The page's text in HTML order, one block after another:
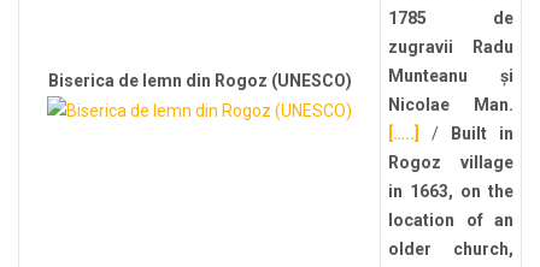
Biserica de lemn din Rogoz (UNESCO)
1785 de
zugravii Radu
Munteanu și
Nicolae Man.
[…..]
/
Built in
Rogoz village
in 1663, on the
location of an
older church,